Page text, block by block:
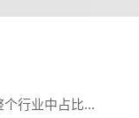
在目前的光纤激光切割机的应用行业中，低功率的切割设备仍有很大的市场，可以肯定的说，小功率的激光切割设备在整个行业中占比最大。光纤激光切割机功率越高越好吗？因为预算的原因，不是所以厂家都能无条件的购买大功率的激光设备的。甚至在某些行业